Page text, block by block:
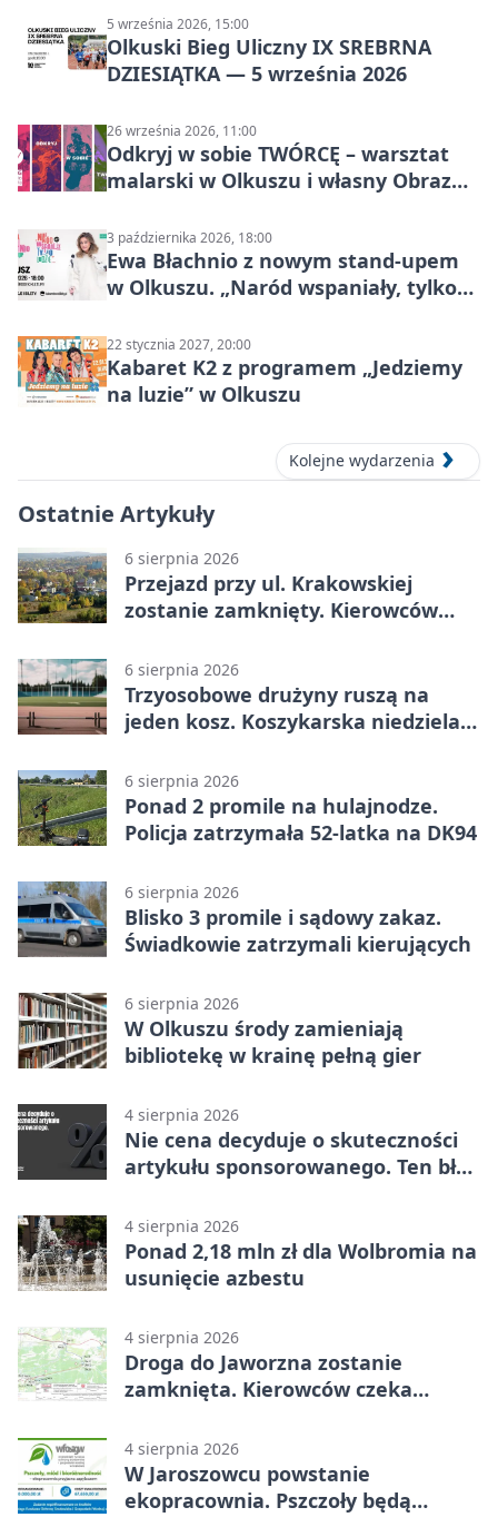
5 września 2026, 15:00
Olkuski Bieg Uliczny IX SREBRNA
DZIESIĄTKA — 5 września 2026
26 września 2026, 11:00
Odkryj w sobie TWÓRCĘ – warsztat
malarski w Olkuszu i własny Obraz
3 października 2026, 18:00
Ewa Błachnio z nowym stand-upem
w Olkuszu. „Naród wspaniały, tylko
22 stycznia 2027, 20:00
Kabaret K2 z programem „Jedziemy
na luzie” w Olkuszu
Kolejne wydarzenia
Ostatnie Artykuły
6 sierpnia 2026
Przejazd przy ul. Krakowskiej
zostanie zamknięty. Kierowców
6 sierpnia 2026
Trzyosobowe drużyny ruszą na
jeden kosz. Koszykarska niedziela
6 sierpnia 2026
Ponad 2 promile na hulajnodze.
Policja zatrzymała 52-latka na DK94
6 sierpnia 2026
Blisko 3 promile i sądowy zakaz.
Świadkowie zatrzymali kierujących
6 sierpnia 2026
W Olkuszu środy zamieniają
bibliotekę w krainę pełną gier
4 sierpnia 2026
Nie cena decyduje o skuteczności
artykułu sponsorowanego. Ten błąd
4 sierpnia 2026
Ponad 2,18 mln zł dla Wolbromia na
usunięcie azbestu
4 sierpnia 2026
Droga do Jaworzna zostanie
zamknięta. Kierowców czeka
4 sierpnia 2026
W Jaroszowcu powstanie
ekopracownia. Pszczoły będą